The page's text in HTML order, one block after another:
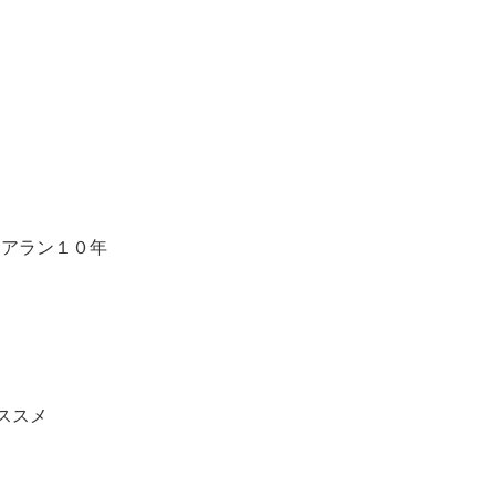
ラン１０年
スメ